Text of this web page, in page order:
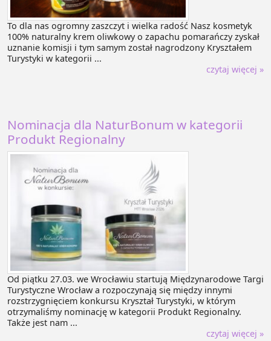
To dla nas ogromny zaszczyt i wielka radość Nasz kosmetyk
100% naturalny krem oliwkowy o zapachu pomarańczy zyskał
uznanie komisji i tym samym został nagrodzony Kryształem
Turystyki w kategorii ...
czytaj więcej »
Nominacja dla NaturBonum w kategorii
Produkt Regionalny
Od piątku 27.03. we Wrocławiu startują Międzynarodowe Targi
Turystyczne Wrocław a rozpoczynają się między innymi
rozstrzygnięciem konkursu Kryształ Turystyki, w którym
otrzymaliśmy nominację w kategorii Produkt Regionalny.
Także jest nam ...
czytaj więcej »